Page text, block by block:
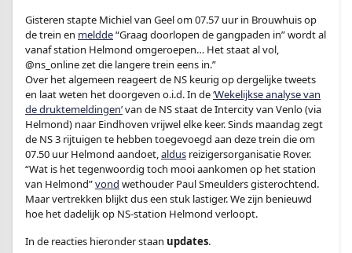
Gisteren stapte Michiel van Geel om 07.57 uur in Brouwhuis op
de trein en meldde“Graag doorlopen de gangpaden in” wordt al
vanaf station Helmond omgeroepen… Het staat al vol,
@ns_online zet die langere trein eens in.”
Over het algemeen reageert de NS keurig op dergelijke tweets
en laat weten het doorgeven o.i.d. In de‘Wekelijkse analyse van
de druktemeldingen’van de NS staat de Intercity van Venlo (via
Helmond) naar Eindhoven vrijwel elke keer. Sinds maandag zegt
de NS 3 rijtuigen te hebben toegevoegd aan deze trein die om
07.50 uur Helmond aandoet,aldus reizigersorganisatie Rover.
“Wat is het tegenwoordig toch mooi aankomen op het station
van Helmond”vond wethouder Paul Smeulders gisterochtend.
Maar vertrekken blijkt dus een stuk lastiger. We zijn benieuwd
hoe het dadelijk op NS-station Helmond verloopt.
In de reacties hieronder staan updates.